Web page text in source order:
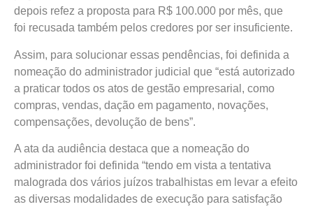
depois refez a proposta para R$ 100.000 por mês, que
foi recusada também pelos credores por ser insuficiente.
Assim, para solucionar essas pendências, foi definida a
nomeação do administrador judicial que “está autorizado
a praticar todos os atos de gestão empresarial, como
compras, vendas, dação em pagamento, novações,
compensações, devolução de bens”.
A ata da audiência destaca que a nomeação do
administrador foi definida “tendo em vista a tentativa
malograda dos vários juízos trabalhistas em levar a efeito
as diversas modalidades de execução para satisfação